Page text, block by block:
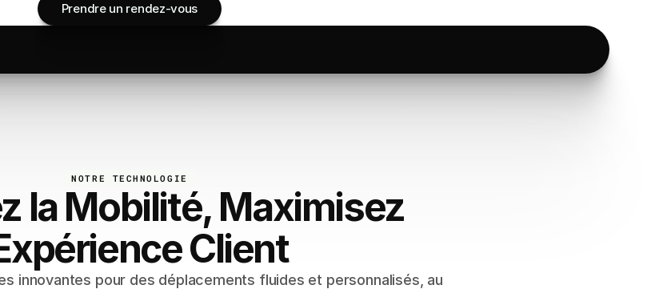
Prendre un rendez-vous
NOTRE TECHNOLOGIE
la Mobilité, Maximisez
Client
innovantes pour des déplacements fluides et personnalisés, au